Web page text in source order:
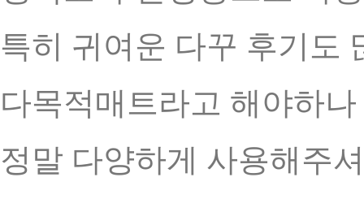
특히 귀여운 다꾸 후기도
다목적매트라고 해야하
정말 다양하게 사용해주